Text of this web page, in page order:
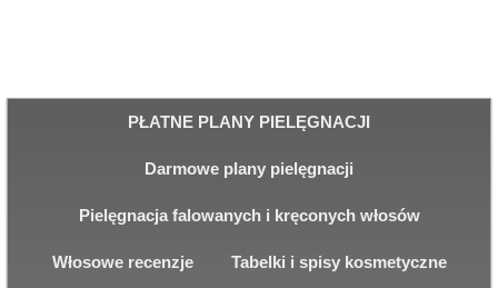
PŁATNE PLANY PIELĘGNACJI
Darmowe plany pielęgnacji
Pielęgnacja falowanych i kręconych włosów
Włosowe recenzje Tabelki i spisy kosmetyczne